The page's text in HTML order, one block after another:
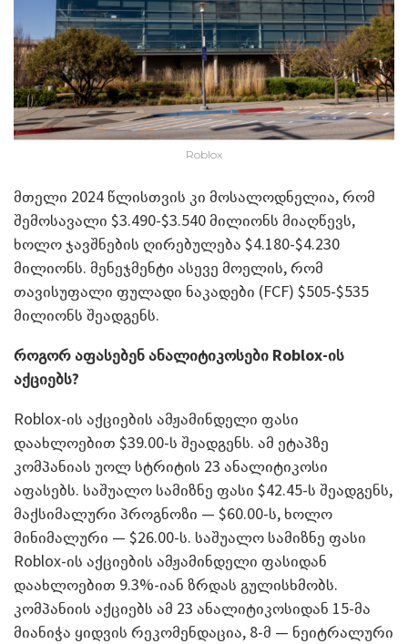
Roblox
მთელი 2024 წლისთვის კი მოსალოდნელია, რომ
შემოსავალი $3.490-$3.540 მილიონს მიაღწევს,
ხოლო ჯავშნების ღირებულება $4.180-$4.230
მილიონს. მენეჯმენტი ასევე მოელის, რომ
თავისუფალი ფულადი ნაკადები (FCF) $505-$535
მილიონს შეადგენს.
როგორ აფასებენ ანალიტიკოსები Roblox-ის
აქციებს?
Roblox-ის აქციების ამჟამინდელი ფასი
დაახლოებით $39.00-ს შეადგენს. ამ ეტაპზე
კომპანიას უოლ სტრიტის 23 ანალიტიკოსი
აფასებს. საშუალო სამიზნე ფასი $42.45-ს შეადგენს,
მაქსიმალური პროგნოზი — $60.00-ს, ხოლო
მინიმალური — $26.00-ს. საშუალო სამიზნე ფასი
Roblox-ის აქციების ამჟამინდელი ფასიდან
დაახლოებით 9.3%-იან ზრდას გულისხმობს.
კომპანიის აქციებს ამ 23 ანალიტიკოსიდან 15-მა
მიანიჭა ყიდვის რეკომენდაცია, 8-მ — ნეიტრალური